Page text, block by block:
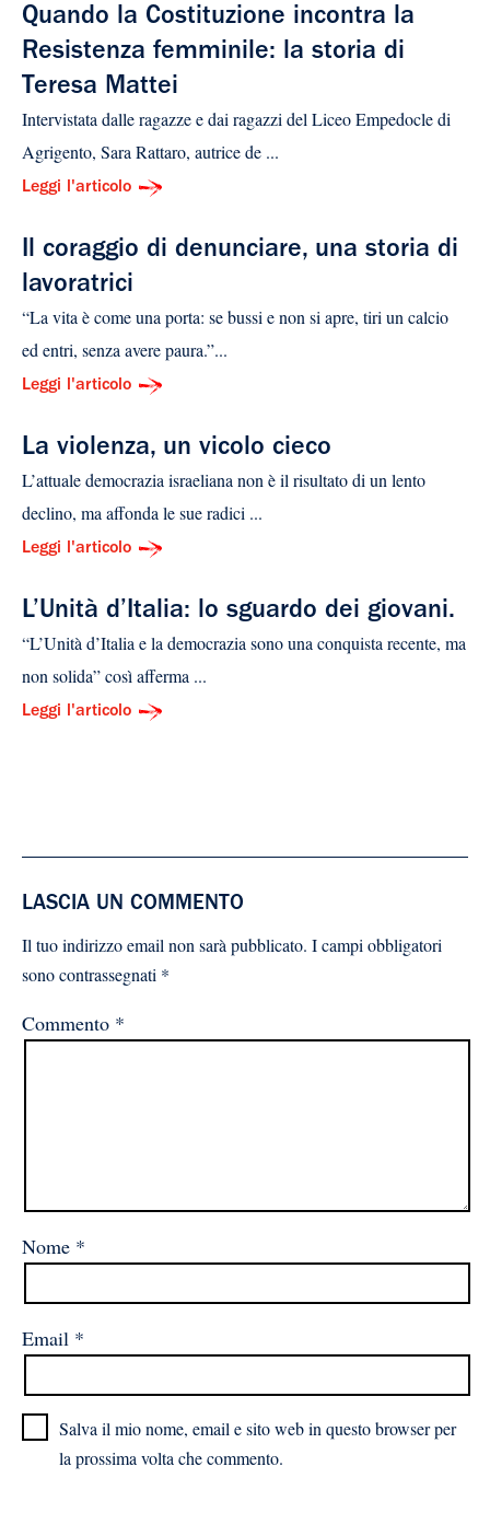
Quando la Costituzione incontra la
Resistenza femminile: la storia di
Teresa Mattei
Intervistata dalle ragazze e dai ragazzi del Liceo Empedocle di
Agrigento, Sara Rattaro, autrice de ...
Leggi l'articolo
Il coraggio di denunciare, una storia di
lavoratrici
“La vita è come una porta: se bussi e non si apre, tiri un calcio
ed entri, senza avere paura.”...
Leggi l'articolo
La violenza, un vicolo cieco
L’attuale democrazia israeliana non è il risultato di un lento
declino, ma affonda le sue radici ...
Leggi l'articolo
L’Unità d’Italia: lo sguardo dei giovani.
“L’Unità d’Italia e la democrazia sono una conquista recente, ma
non solida” così afferma ...
Leggi l'articolo
LASCIA UN COMMENTO
Il tuo indirizzo email non sarà pubblicato. I campi obbligatori
sono contrassegnati *
Commento *
Nome *
Email *
Salva il mio nome, email e sito web in questo browser per
la prossima volta che commento.